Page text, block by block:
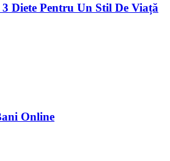
Diete Pentru Un Stil De Viață
Online